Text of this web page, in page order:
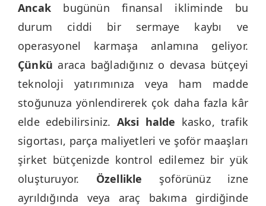
Ancak bugünün finansal ikliminde bu
durum ciddi bir sermaye kaybı ve
operasyonel karmaşa anlamına geliyor.
Çünkü araca bağladığınız o devasa bütçeyi
teknoloji yatırımınıza veya ham madde
stoğunuza yönlendirerek çok daha fazla kâr
elde edebilirsiniz. Aksi halde kasko, trafik
sigortası, parça maliyetleri ve şoför maaşları
şirket bütçenizde kontrol edilemez bir yük
oluşturuyor. Özellikle şoförünüz izne
ayrıldığında veya araç bakıma girdiğinde